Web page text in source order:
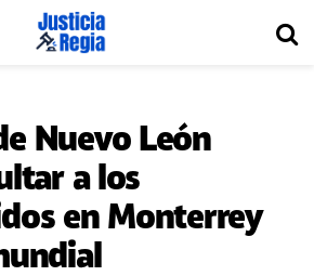
Nuevo León
a los
en Monterrey